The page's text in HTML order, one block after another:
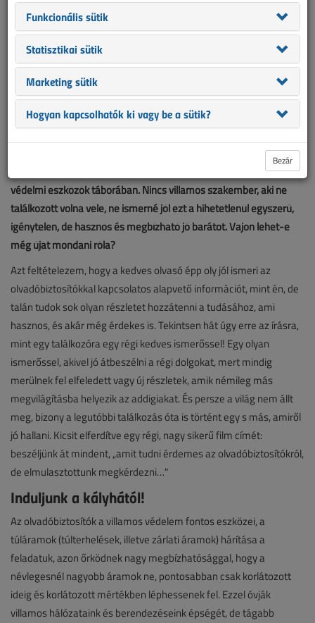
Az olvadóbiztosító az elektrotechnika kezdete óta jelen van a
védelmi eszközök táborában. Nincs villamos szakember, aki ne
találkozott volna vele, ne ismerné jól ezt a hihetetlenül egyszerű,
igénytelen, de hasznos és megbízható jó barátot. Vajon lehet-e
még újat mondani róla?
Azt feltételezem, hogy a kedves olvasó épp oly jól ismeri az
olvadóbiztosítókkal kapcsolatos alapvető információt, mint én, de
talán tudok sok olyan részletet hozzátenni a tudásához, ami
hasznos, és akár még érdekes is. Tekintsen hát úgy erre az írásra,
mint egy találkozóra egy régi kedves ismerőssel! Egy olyan
ismerőssel, akivel jó átbeszélni a régi dolgokat, mert mindig
merülnek fel elfeledett vagy új részletek, amik némileg más
megvilágításba helyezik az addigiakat. És persze a világ nem állt
meg, bizony a legutóbbi találkozás óta is történt egy s más, amiről
jó hallani. Kicsit elferdítve egy régi, nagy sikerű film címét:
beszéljünk át mindent, „amit tudni érdemes az olvadóbiztosítókról,
de elmulasztottunk megkérdezni…"
Induljunk a kályhától!
Az olvadóbiztosítók a villamos védelem fontos eszközei, a
túláramok (túlterhelések, illetve zárlati áramok) hárítása a
feladatuk, azon őrködnek nagy megbízhatósággal, hogy a
névlegesnél nagyobb áramok ne, pontosabban csak korlátozott
ideig és korlátozott mértékben léphessenek fel. Ezzel óvják
villamos hálózataink és berendezéseink épségét, de tágabb
Funkcionális sütik
Statisztikai sütik
Marketing sütik
Hogyan kapcsolhatók ki vagy be a sütik?
Bezár